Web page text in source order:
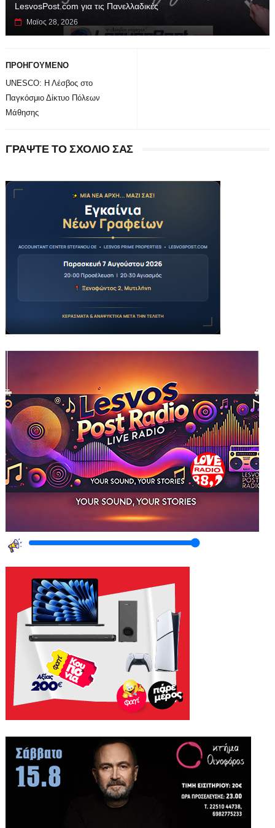
LesvosPost.com για τις Πανελλαδικές
Μαϊος 28, 2026
ΠΡΟΗΓΟΥΜΕΝΟ
UNESCO: Η Λέσβος στο
Παγκόσμιο Δίκτυο Πόλεων
Μάθησης
ΓΡΑΨΤΕ ΤΟ ΣΧΟΛΙΟ ΣΑΣ